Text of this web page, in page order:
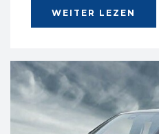
WEITER LEZEN